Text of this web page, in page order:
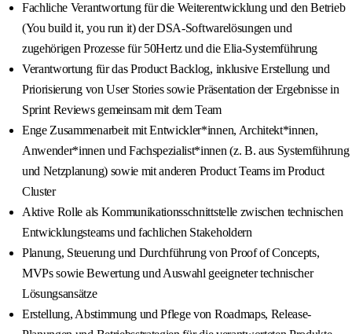
Fachliche Verantwortung für die Weiterentwicklung und den Betrieb
(You build it, you run it) der DSA-Softwarelösungen und
zugehörigen Prozesse für 50Hertz und die Elia-Systemführung
Verantwortung für das Product Backlog, inklusive Erstellung und
Priorisierung von User Stories sowie Präsentation der Ergebnisse in
Sprint Reviews gemeinsam mit dem Team
Enge Zusammenarbeit mit Entwickler*innen, Architekt*innen,
Anwender*innen und Fachspezialist*innen (z. B. aus Systemführung
und Netzplanung) sowie mit anderen Product Teams im Product
Cluster
Aktive Rolle als Kommunikationsschnittstelle zwischen technischen
Entwicklungsteams und fachlichen Stakeholdern
Planung, Steuerung und Durchführung von Proof of Concepts,
MVPs sowie Bewertung und Auswahl geeigneter technischer
Lösungsansätze
Erstellung, Abstimmung und Pflege von Roadmaps, Release-